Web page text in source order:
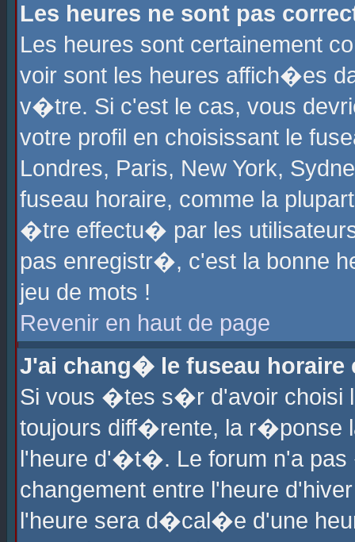
Les heures ne sont pas
Les heures sont certainement
voir sont les heures affich�es
v�tre. Si c'est le cas, vous
votre profil en choisissant le
Londres, Paris, New York,
fuseau horaire, comme la
�tre effectu� par les
pas enregistr�, c'est la bonne
jeu de mots !
Revenir en haut de page
J'ai chang� le fuseau horaire
Si vous �tes s�r d'avoir choisi
toujours diff�rente, la r�ponse
l'heure d'�t�. Le forum n'a
changement entre l'heure
l'heure sera d�cal�e d'une